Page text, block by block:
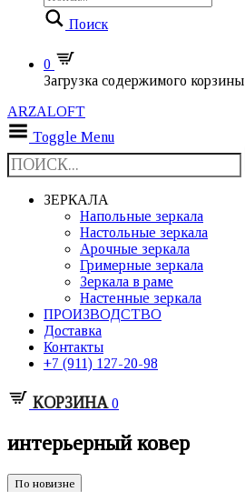
Поиск
0
Загрузка содержимого корзины
ARZALOFT
Toggle Menu
ЗЕРКАЛА
Напольные зеркала
Настольные зеркала
Арочные зеркала
Гримерные зеркала
Зеркала в раме
Настенные зеркала
ПРОИЗВОДСТВО
Доставка
Контакты
+7 (911) 127-20-98
КОРЗИНА 0
интерьерный ковер
По новизне